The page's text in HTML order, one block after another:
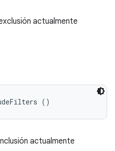
actualmente
()
actualmente